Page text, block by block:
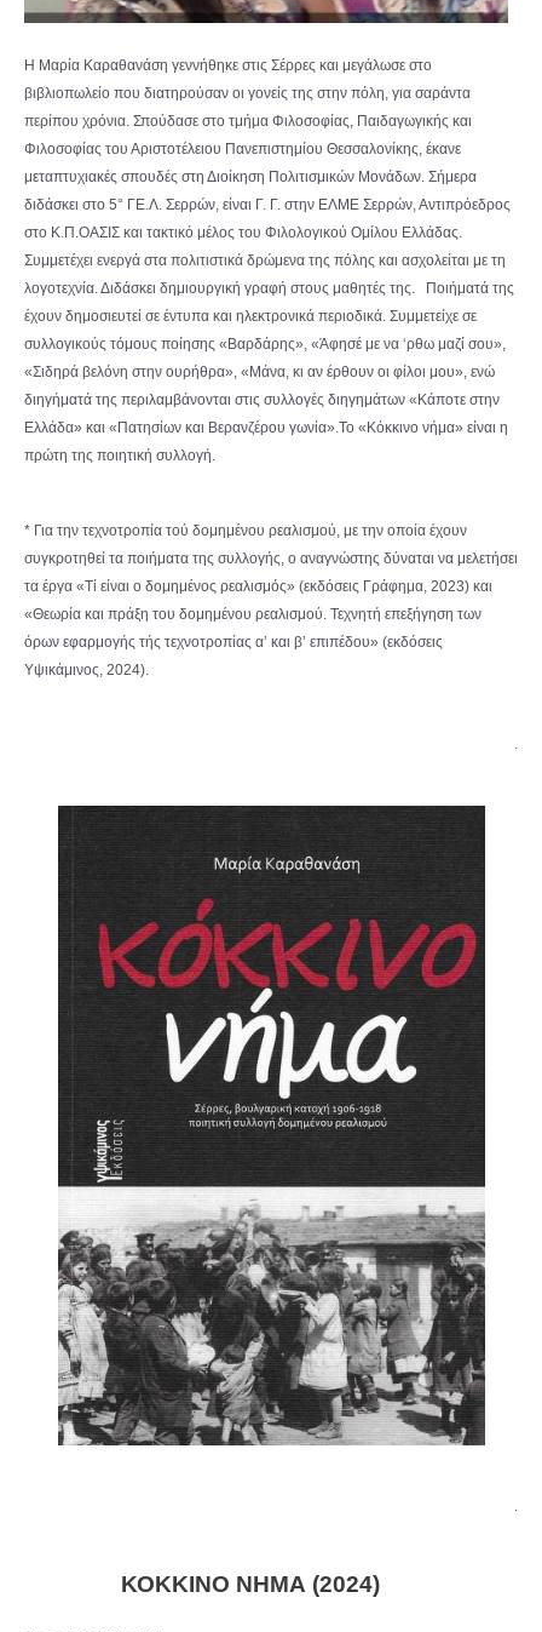
Η Μαρία Καραθανάση γεννήθηκε στις Σέρρες και μεγάλωσε στο
βιβλιοπωλείο που διατηρούσαν οι γονείς της στην πόλη, για σαράντα
περίπου χρόνια. Σπούδασε στο τμήμα Φιλοσοφίας, Παιδαγωγικής και
Φιλοσοφίας του Αριστοτέλειου Πανεπιστημίου Θεσσαλονίκης, έκανε
μεταπτυχιακές σπουδές στη Διοίκηση Πολιτισμικών Μονάδων. Σήμερα
διδάσκει στο 5° ΓΕ.Λ. Σερρών, είναι Γ. Γ. στην ΕΛΜΕ Σερρών, Αντιπρόεδρος
στο Κ.Π.ΟΑΣΙΣ και τακτικό μέλος του Φιλολογικού Ομίλου Ελλάδας.
Συμμετέχει ενεργά στα πολιτιστικά δρώμενα της πόλης και ασχολείται με τη
λογοτεχνία. Διδάσκει δημιουργική γραφή στους μαθητές της. Ποιήματά της
έχουν δημοσιευτεί σε έντυπα και ηλεκτρονικά περιοδικά. Συμμετείχε σε
συλλογικούς τόμους ποίησης «Βαρδάρης», «Άφησέ με να ‘ρθω μαζί σου»,
«Σιδηρά βελόνη στην ουρήθρα», «Μάνα, κι αν έρθουν οι φίλοι μου», ενώ
διηγήματά της περιλαμβάνονται στις συλλογές διηγημάτων «Κάποτε στην
Ελλάδα» και «Πατησίων και Βερανζέρου γωνία».Το «Κόκκινο νήμα» είναι η
πρώτη της ποιητική συλλογή.
* Για την τεχνοτροπία τού δομημένου ρεαλισμού, με την οποία έχουν
συγκροτηθεί τα ποιήματα της συλλογής, ο αναγνώστης δύναται να μελετήσει
τα έργα «Τί είναι ο δομημένος ρεαλισμός» (εκδόσεις Γράφημα, 2023) και
«Θεωρία και πράξη του δομημένου ρεαλισμού. Τεχνητή επεξήγηση των
όρων εφαρμογής τής τεχνοτροπίας α’ και β’ επιπέδου» (εκδόσεις
Υψικάμινος, 2024).
.
ΚΟΚΚΙΝΟ ΝΗΜΑ (2024)